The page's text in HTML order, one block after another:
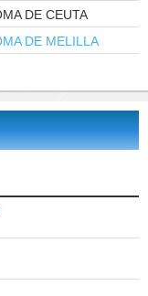
DE CEUTA
DE MELILLA